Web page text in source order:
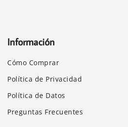
Información
Cómo Comprar
Política de Privacidad
Política de Datos
Preguntas Frecuentes